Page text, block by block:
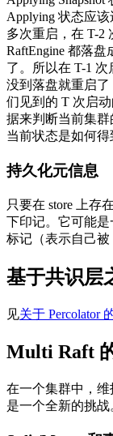
Applying 状态应
多次重启，在 T-2
RaftEngine 都落
了。所以在 T-1 次
没到落盘就重启了
们见到的 T 次启
据来判断当前集
当前状态是如何得
持久化元信息
只要在 store 上存
下印记。它可能是
标记（表示自己被
基于共识层
见关于 Percolator
Multi Raft
在一个集群中，维
是一个全新的挑战